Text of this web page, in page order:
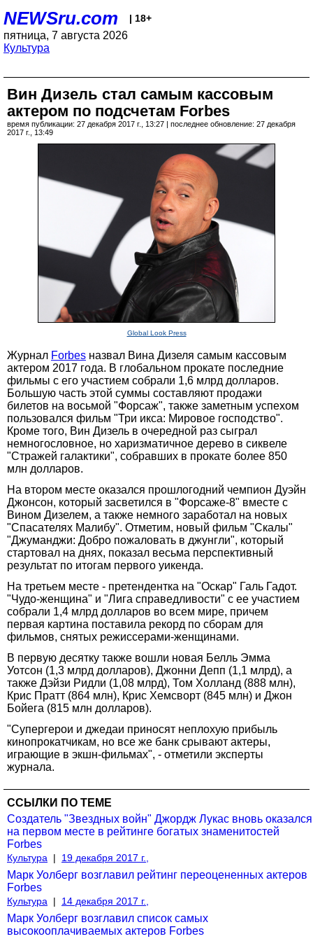
NEWSru.com | 18+
пятница, 7 августа 2026
Культура
Вин Дизель стал самым кассовым
актером по подсчетам Forbes
время публикации: 27 декабря 2017 г., 13:27 | последнее обновление: 27 декабря
2017 г., 13:49
Global Look Press
Журнал Forbes назвал Вина Дизеля самым кассовым
актером 2017 года. В глобальном прокате последние
фильмы с его участием собрали 1,6 млрд долларов.
Большую часть этой суммы составляют продажи
билетов на восьмой "Форсаж", также заметным успехом
пользовался фильм "Три икса: Мировое господство".
Кроме того, Вин Дизель в очередной раз сыграл
немногословное, но харизматичное дерево в сиквеле
"Стражей галактики", собравших в прокате более 850
млн долларов.
На втором месте оказался прошлогодний чемпион Дуэйн
Джонсон, который засветился в "Форсаже-8" вместе с
Вином Дизелем, а также немного заработал на новых
"Спасателях Малибу". Отметим, новый фильм "Скалы"
"Джуманджи: Добро пожаловать в джунгли", который
стартовал на днях, показал весьма перспективный
результат по итогам первого уикенда.
На третьем месте - претендентка на "Оскар" Галь Гадот.
"Чудо-женщина" и "Лига справедливости" с ее участием
собрали 1,4 млрд долларов во всем мире, причем
первая картина поставила рекорд по сборам для
фильмов, снятых режиссерами-женщинами.
В первую десятку также вошли новая Белль Эмма
Уотсон (1,3 млрд долларов), Джонни Депп (1,1 млрд), а
также Дэйзи Ридли (1,08 млрд), Том Холланд (888 млн),
Крис Пратт (864 млн), Крис Хемсворт (845 млн) и Джон
Бойега (815 млн долларов).
"Супергерои и джедаи приносят неплохую прибыль
кинопрокатчикам, но все же банк срывают актеры,
играющие в экшн-фильмах", - отметили эксперты
журнала.
ССЫЛКИ ПО ТЕМЕ
Создатель "Звездных войн" Джордж Лукас вновь оказался
на первом месте в рейтинге богатых знаменитостей
Forbes
Культура | 19 декабря 2017 г.,
Марк Уолберг возглавил рейтинг переоцененных актеров
Forbes
Культура | 14 декабря 2017 г.,
Марк Уолберг возглавил список самых
высокооплачиваемых актеров Forbes